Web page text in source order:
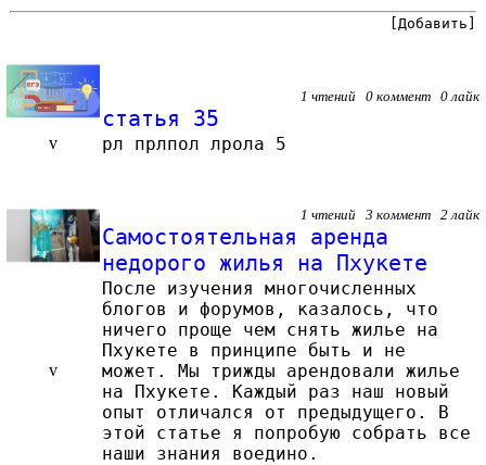
[Добавить]
1 чтений 0 коммент 0 лайк
статья 35
v рл прлпол лрола 5
1 чтений 3 коммент 2 лайк
Самостоятельная аренда
недорого жилья на Пхукете
v
После изучения многочисленных
блогов и форумов, казалось, что
ничего проще чем снять жилье на
Пхукете в принципе быть и не
может. Мы трижды арендовали жилье
на Пхукете. Каждый раз наш новый
опыт отличался от предыдущего. В
этой статье я попробую собрать все
наши знания воедино.